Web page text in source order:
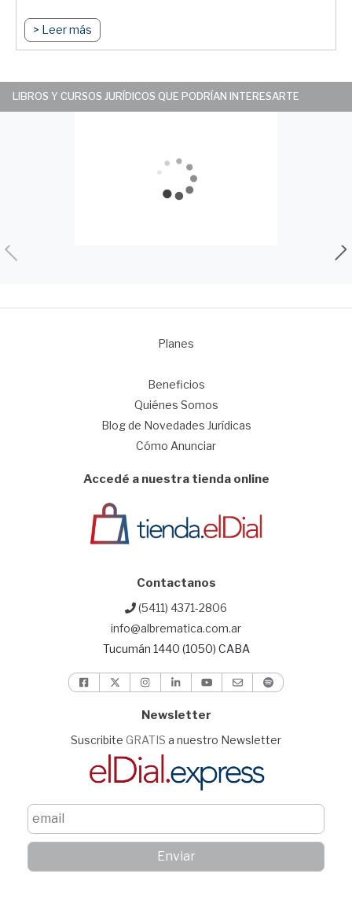
> Leer más
LIBROS Y CURSOS JURÍDICOS QUE PODRÍAN INTERESARTE
Planes
Beneficios
Quiénes Somos
Blog de Novedades Jurídicas
Cómo Anunciar
Accedé a nuestra tienda online
Contactanos
(5411) 4371-2806
info@albrematica.com.ar
Tucumán 1440 (1050) CABA
Newsletter
Suscribite GRATIS a nuestro Newsletter